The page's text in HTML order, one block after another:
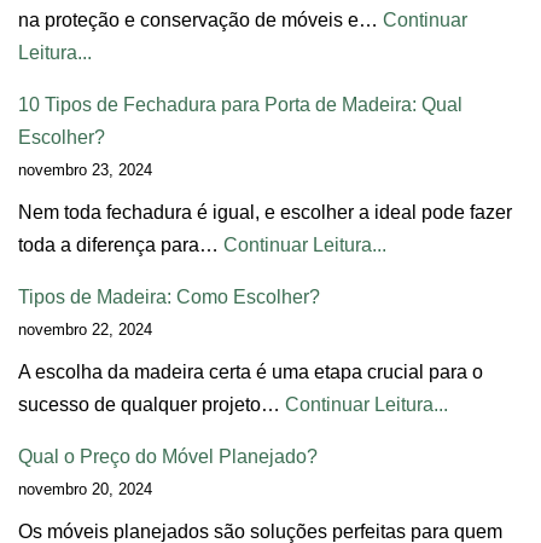
na proteção e conservação de móveis e… Continuar
Leitura...
10 Tipos de Fechadura para Porta de Madeira: Qual
Escolher?
novembro 23, 2024
Nem toda fechadura é igual, e escolher a ideal pode fazer
toda a diferença para… Continuar Leitura...
Tipos de Madeira: Como Escolher?
novembro 22, 2024
A escolha da madeira certa é uma etapa crucial para o
sucesso de qualquer projeto… Continuar Leitura...
Qual o Preço do Móvel Planejado?
novembro 20, 2024
Os móveis planejados são soluções perfeitas para quem